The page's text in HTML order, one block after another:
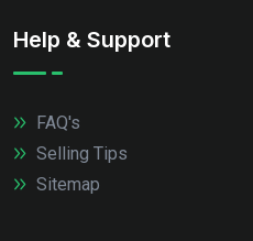
Help & Support
FAQ's
Selling Tips
Sitemap